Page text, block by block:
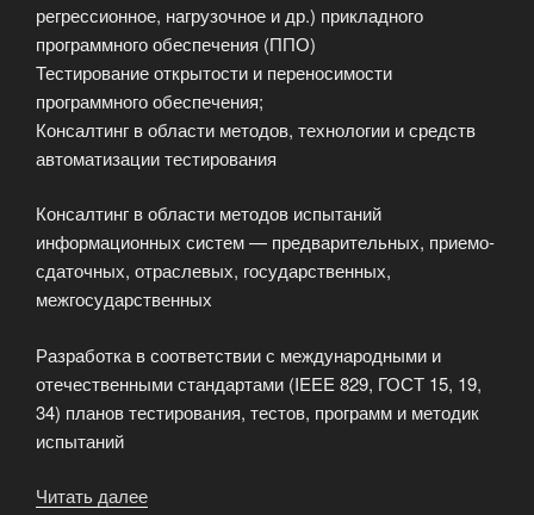
регрессионное, нагрузочное и др.) прикладного
программного обеспечения (ППО)
Тестирование открытости и переносимости
программного обеспечения;
Консалтинг в области методов, технологии и средств
автоматизации тестирования
Консалтинг в области методов испытаний
информационных систем — предварительных, приемо-
сдаточных, отраслевых, государственных,
межгосударственных
Разработка в соответствии с международными и
отечественными стандартами (IEEE 829, ГОСТ 15, 19,
34) планов тестирования, тестов, программ и методик
испытаний
Читать далее